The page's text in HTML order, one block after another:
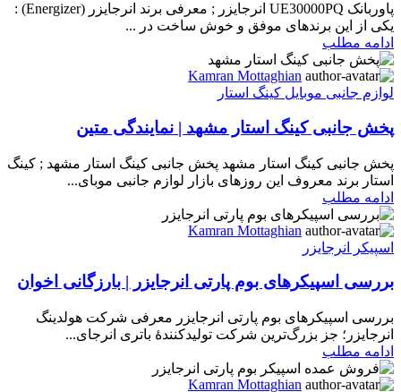
پاوربانک UE30000PQ انرجایزر ; معرفی برند انرجایزر (Energizer) :
یکی از این برندهای موفق و خوش ساخت در ...
ادامه مطلب
Kamran Mottaghian
لوازم جانبی موبایل کینگ استار
پخش جانبی کینگ استار مشهد | نمایندگی متین
پخش جانبی کینگ استار مشهد پخش جانبی کینگ استار مشهد ; کینگ
استار برند معروف این روزهای بازار لوازم جانبی موبای...
ادامه مطلب
Kamran Mottaghian
اسپیکر انرجایزر
بررسی اسپیکرهای بوم پارتی انرجایزر | بارزگانی اخوان
بررسی اسپیکرهای بوم پارتی انرجایزر معرفی شرکت هولدینگ
انرجایزر؛ جز بزرگ‌ترین شرکت‌ تولیدکنندهٔ باتری انرجای...
ادامه مطلب
Kamran Mottaghian